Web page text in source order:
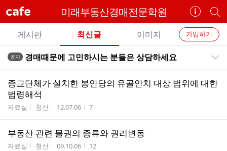
cafe 미래부동산경매전문학원
카
페
정
보
개
별
카
페
검
카
페
메
뉴
가입하기
게시판 최신글 이미지
전
글
공지 경매때문에 고민하시는 분들은 상담하세요
종교단체가 설치한 봉안당의 유골안치 대상 범위에 대한
법령해석
게시판명
자료실 작성자
청산 작성시간
12.07.06 조회수
7
부동산 관련 물권의 종류와 권리변동
게시판명
자료실 작성자
청산 작성시간
09.10.06 조회수
12